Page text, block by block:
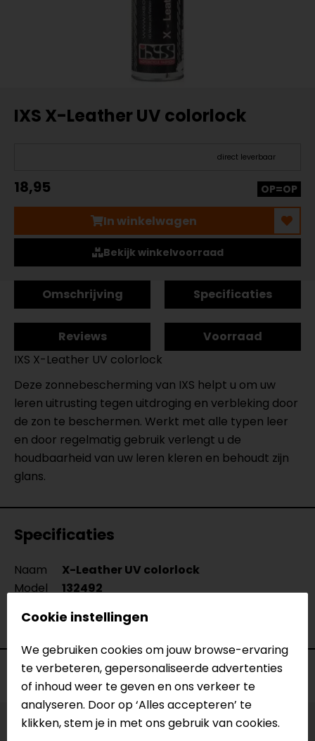
IXS X-Leather UV colorlock
direct leverbaar
18,95 OP=OP
In winkelwagen
Bekijk winkelvoorraad
Omschrijving Specificaties
Reviews
Voorraad
IXS X-Leather UV colorlock
Deze zonnebescherming van IXS helpt u om uw
leren uitrusting tegen uitdroging en verbleking door
de zon te beschermen. Werkt met alle typen leer
en door regelmatig gebruik verlengt u de
houdbaarheid van uw leren kleren en behoudt zijn
glans.
Specificaties
Naam
X-Leather UV colorlock
Model
132492
Kleur
N.v.t.
Voorraad
Vestiging Apeldoorn
Cookie instellingen
We gebruiken cookies om jouw browse-ervaring
te verbeteren, gepersonaliseerde advertenties
of inhoud weer te geven en ons verkeer te
analyseren. Door op ‘Alles accepteren’ te
klikken, stem je in met ons gebruik van cookies.